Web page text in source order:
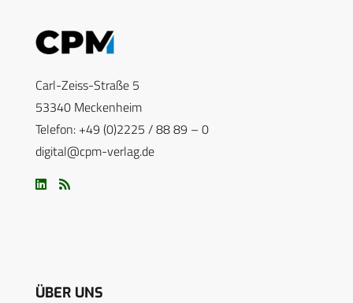
Carl-Zeiss-Straße 5
53340 Meckenheim
Telefon: +49 (0)2225 / 88 89 – 0
digital@cpm-verlag.de
ÜBER UNS